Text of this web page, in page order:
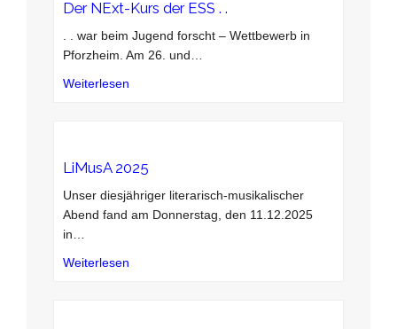
Der NExt-Kurs der ESS . .
. . war beim Jugend forscht – Wettbewerb in
Pforzheim. Am 26. und
Weiterlesen
LiMusA 2025
Unser diesjähriger literarisch-musikalischer
Abend fand am Donnerstag, den 11.12.2025
in
Weiterlesen